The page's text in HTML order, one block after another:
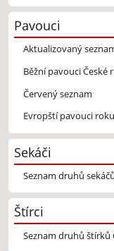
Pavouci
Aktualizovaný
Běžní pavouci České
Červený seznam
Evropští pavouci roku
Sekáči
Seznam druhů
Štírci
Seznam druhů štírků